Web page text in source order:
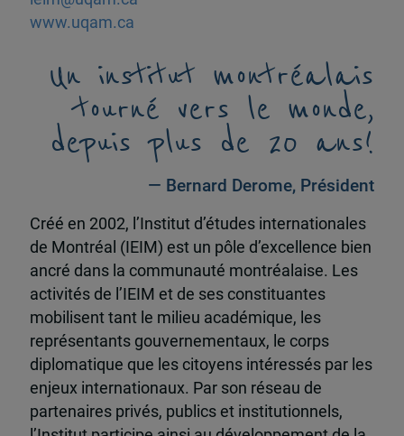
www.uqam.ca
Un institut montréalais
tourné vers le monde,
depuis plus de 20 ans!
— Bernard Derome, Président
Créé en 2002, l’Institut d’études internationales
de Montréal (IEIM) est un pôle d’excellence bien
ancré dans la communauté montréalaise. Les
activités de l’IEIM et de ses constituantes
mobilisent tant le milieu académique, les
représentants gouvernementaux, le corps
diplomatique que les citoyens intéressés par les
enjeux internationaux. Par son réseau de
partenaires privés, publics et institutionnels,